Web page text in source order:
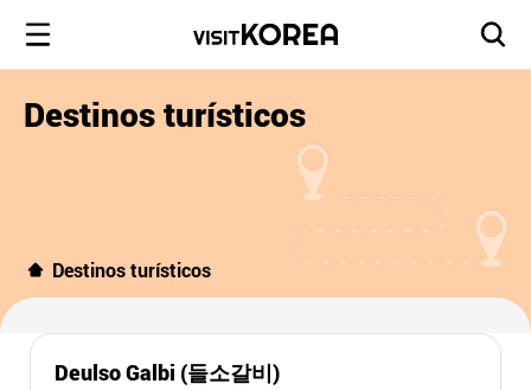
Destinos turísticos
Destinos turísticos
Deulso Galbi (들소갈비)